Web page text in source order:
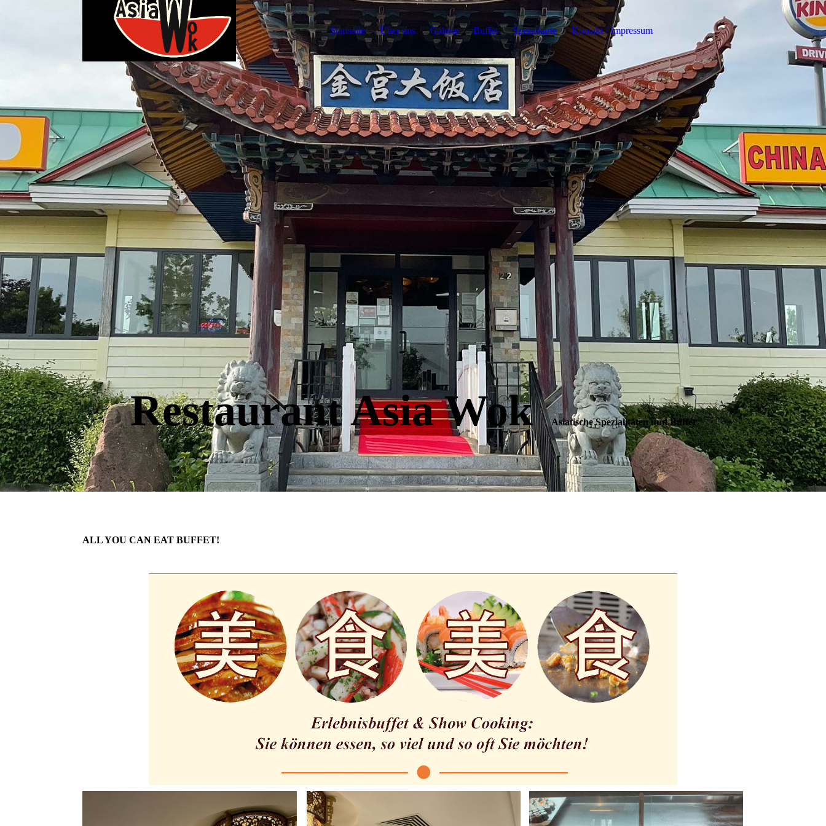
Startseite Über uns Galerie Buffet Speisekarte Kontakt / Impressum
Restaurant Asia Wok Asiatische Spezialitäten und Buffet
ALL YOU CAN EAT BUFFET!